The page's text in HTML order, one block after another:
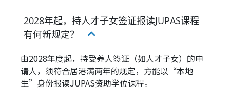
2028年起，持人才子女签证报读JUPAS课程
有何新规定？
由2028年度起，持受养人签证（如人才子女）的申
请人，须符合居港满两年的规定，方能以“本地
生”身份报读JUPAS资助学位课程。